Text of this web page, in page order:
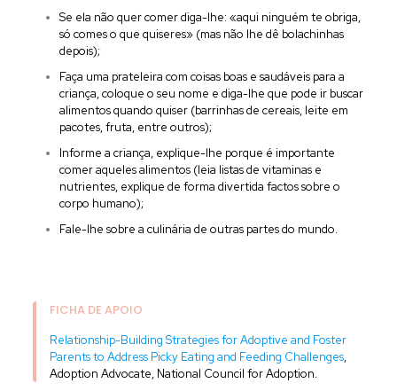
Se ela não quer comer diga-lhe: «aqui ninguém te obriga,
só comes o que quiseres» (mas não lhe dê bolachinhas
depois);
Faça uma prateleira com coisas boas e saudáveis para a
criança, coloque o seu nome e diga-lhe que pode ir buscar
alimentos quando quiser (barrinhas de cereais, leite em
pacotes, fruta, entre outros);
Informe a criança, explique-lhe porque é importante
comer aqueles alimentos (leia listas de vitaminas e
nutrientes, explique de forma divertida factos sobre o
corpo humano);
Fale-lhe sobre a culinária de outras partes do mundo.
FICHA DE APOIO
Relationship-Building Strategies for Adoptive and Foster
Parents to Address Picky Eating and Feeding Challenges,
Adoption Advocate, National Council for Adoption.